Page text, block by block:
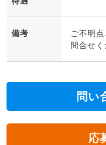
備考
ご不明
問合せく
問い
応